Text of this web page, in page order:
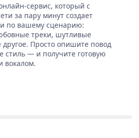
сервис, который с
за пару минут создает
по вашему сценарию:
треки, шутливые
другое. Просто опишите повод
стиль — и получите готовую
вокалом.